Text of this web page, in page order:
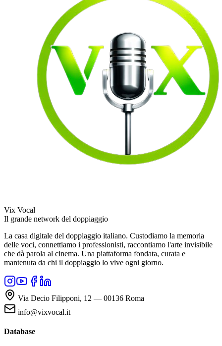
Vix Vocal
Il grande network del doppiaggio
La casa digitale del doppiaggio italiano. Custodiamo la memoria
delle voci, connettiamo i professionisti, raccontiamo l'arte invisibile
che dà parola al cinema. Una piattaforma fondata, curata e
mantenuta da chi il doppiaggio lo vive ogni giorno.
Via Decio Filipponi, 12 — 00136 Roma
info@vixvocal.it
Database